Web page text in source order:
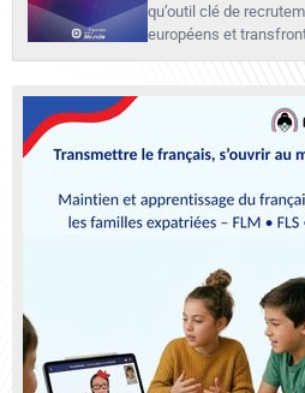
qu’outil clé de
européens et